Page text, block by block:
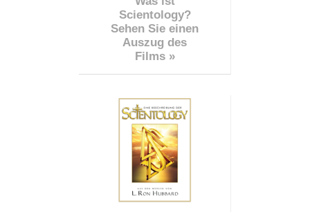
Scientology?
Sehen Sie einen
Auszug des
Films »